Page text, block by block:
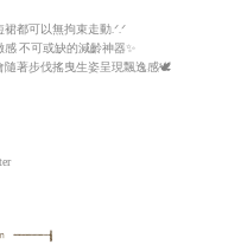
都可以無拘束走動.ᐟ.ᐟ
感 不可或缺的減齡神器✨
隨著步伐搖曳生姿呈現飄逸感🕊️